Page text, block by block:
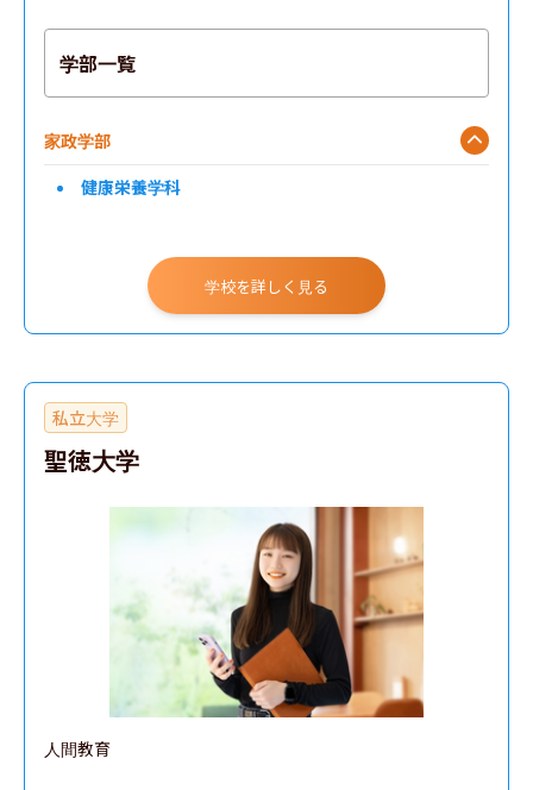
学部一覧
家政学部
健康栄養学科
学校を詳しく見る
私立大学
聖徳大学
人間教育